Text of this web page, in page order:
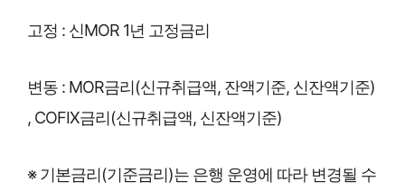
고정 : 신MOR 1년 고정금리
변동 : MOR금리(신규취급액, 잔액기준, 신잔액기준)
, COFIX금리(신규취급액, 신잔액기준)
※ 기본금리(기준금리)는 은행 운영에 따라 변경될 수